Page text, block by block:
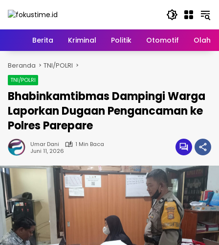
HomeBerita Kriminal Politik Otomotif
Beranda TNI/POLRI
TNI/POLRI
Bhabinkamtibmas Dampingi Warga
Laporkan Dugaan Pengancaman ke
Polres Parepare
Umar Dani
1 Min Baca
Juni 11, 2026